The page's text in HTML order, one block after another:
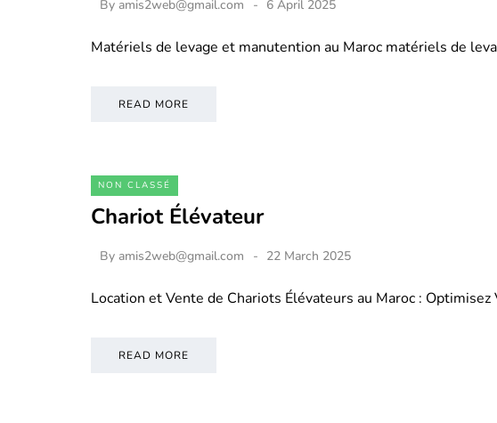
By amis2web@gmail.com 6 April 2025
Matériels de levage et manutention au Maroc matériels de
READ MORE
NON CLASSÉ
Chariot Élévateur
By amis2web@gmail.com 22 March 2025
Location et Vente de Chariots Élévateurs au Maroc :
READ MORE